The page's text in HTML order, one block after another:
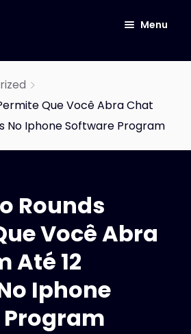
Menu
Software Development
CENTER SOLUTIONS
DESIGN AND
Que Você Abra Chat
No Iphone Software Program
Rounds
Você Abra
Até 12
Iphone